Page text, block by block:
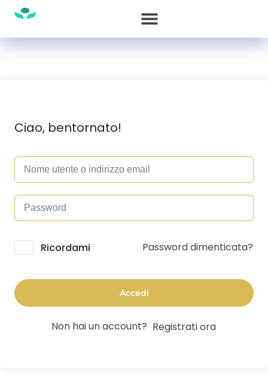
Ciao, bentornato!
Alternative:
Ricordami Password dimenticata?
Accedi
Non hai un account? Registrati ora